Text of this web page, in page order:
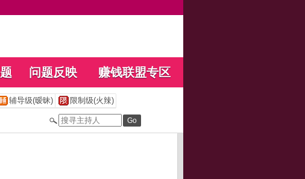
问题反映 赚钱联盟专区
辅导级(暧昧) 限制级(火辣)